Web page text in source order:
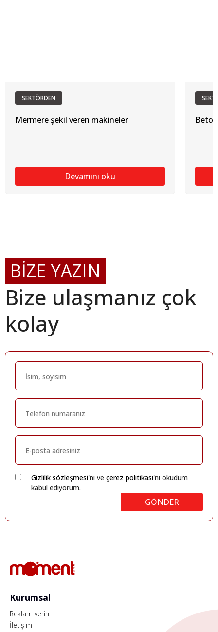
SEKTÖRDEN
Mermere şekil veren makineler
Devamını oku
BİZE YAZIN
Bize ulaşmanız çok
kolay
Gizlilik sözleşmesi'ni ve çerez politikası'nı okudum
kabul ediyorum.
GÖNDER
Kurumsal
Reklam verin
İletişim